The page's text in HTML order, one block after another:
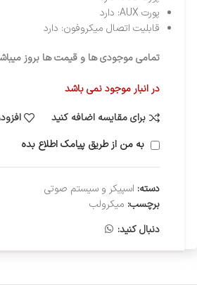
پورت AUX: دارد
قابلیت اتصال میکروفون: دارد
تمامی موجودی ها و قیمت ها بروز
در انبار موجود نمی باشد
برای مقایسه اضافه کنید
به من از طریق پیامک اطلاع بده
دسته: اسپیکر و سیستم صوتی
برچسب: میکرولب
دنبال کنید: